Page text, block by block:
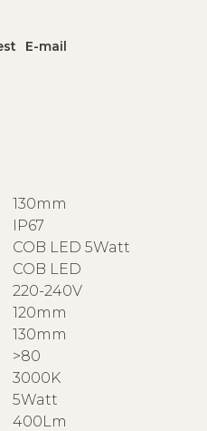
E-mail
130mm
IP67
COB LED 5Watt
COB LED
220-240V
120mm
130mm
>80
3000K
5Watt
400Lm